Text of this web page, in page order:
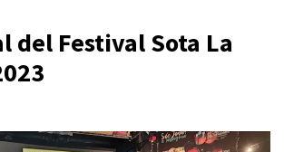
del Festival Sota La